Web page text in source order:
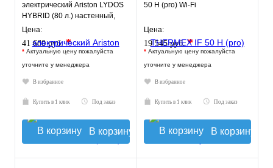
электрический Ariston LYDOS
HYBRID (80 л.) настенный,
ТЭН 1,2 кВт.
Цена:
41 660 руб.*
* Актуальную цену пожалуйста
уточните у менеджера
В избранное
Купить в 1 клик Под заказ
В корзину
50 H (pro) Wi-Fi
Цена:
19 545 руб.*
* Актуальную цену пожалуйста
уточните у менеджера
В избранное
Купить в 1 клик Под заказ
В корзину